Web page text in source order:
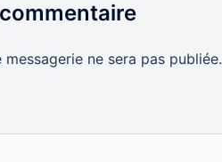
ne sera pas publiée.